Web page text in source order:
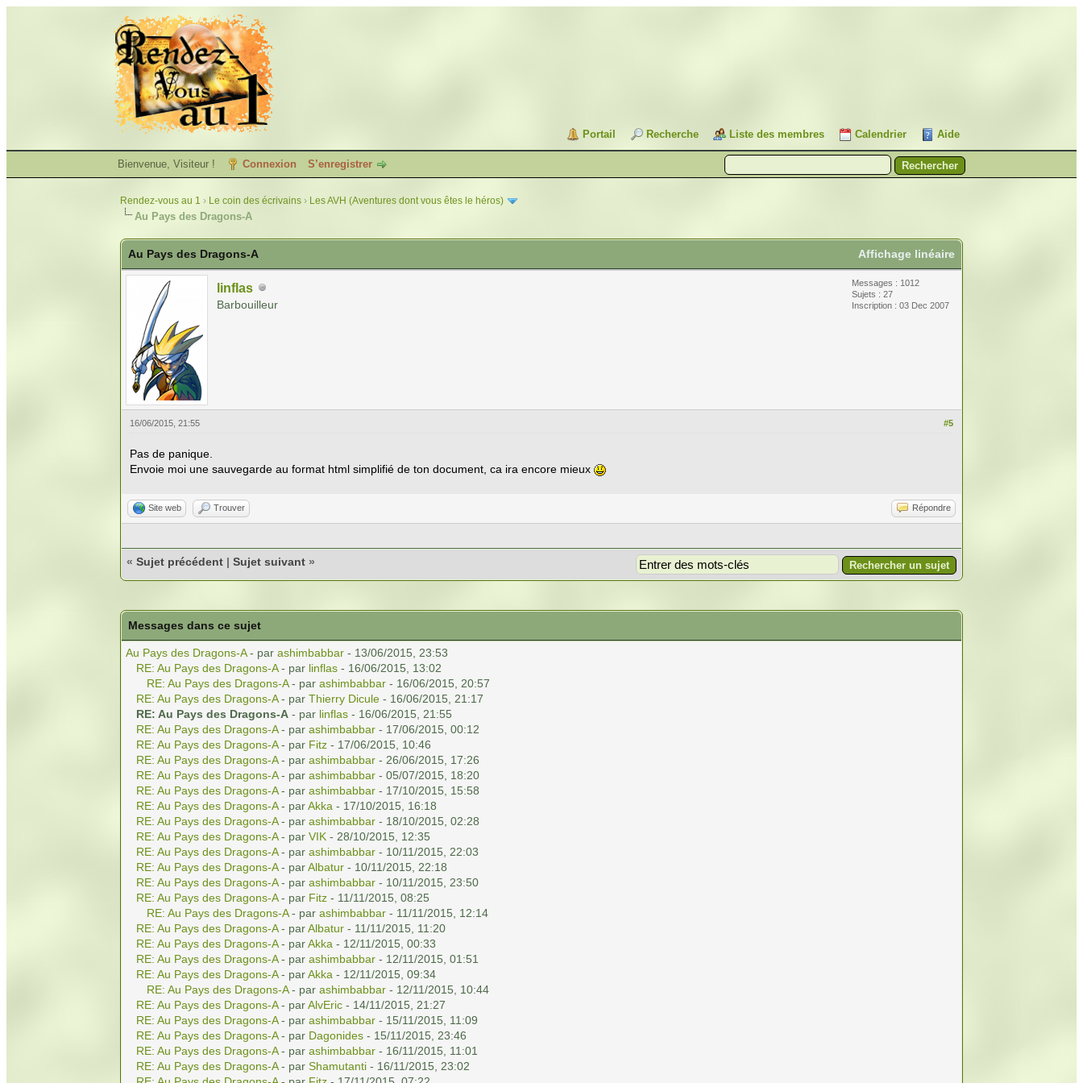
Portail Recherche Liste des membres Calendrier Aide
Bienvenue, Visiteur ! Connexion S’enregistrer
Rendez-vous au 1 › Le coin des écrivains› Les AVH (Aventures dont vous êtes le héros)
Au Pays des Dragons-A
Affichage linéaire
Au Pays des Dragons-A
linflas
Barbouilleur
Messages : 1012
Sujets : 27
Inscription : 03 Dec 2007
#5
16/06/2015, 21:55
Pas de panique.
Envoie moi une sauvegarde au format html simplifié de ton document, ca ira encore mieux
Site web Trouver Répondre
« Sujet précédent| Sujet suivant»
Messages dans ce sujet
Au Pays des Dragons-A - par ashimbabbar- 13/06/2015, 23:53
RE: Au Pays des Dragons-A - par linflas- 16/06/2015, 13:02
RE: Au Pays des Dragons-A - par ashimbabbar- 16/06/2015, 20:57
RE: Au Pays des Dragons-A - par Thierry Dicule- 16/06/2015, 21:17
RE: Au Pays des Dragons-A - par linflas- 16/06/2015, 21:55
RE: Au Pays des Dragons-A - par ashimbabbar- 17/06/2015, 00:12
RE: Au Pays des Dragons-A - par Fitz- 17/06/2015, 10:46
RE: Au Pays des Dragons-A - par ashimbabbar- 26/06/2015, 17:26
RE: Au Pays des Dragons-A - par ashimbabbar- 05/07/2015, 18:20
RE: Au Pays des Dragons-A - par ashimbabbar- 17/10/2015, 15:58
RE: Au Pays des Dragons-A - parAkka - 17/10/2015, 16:18
RE: Au Pays des Dragons-A - par ashimbabbar- 18/10/2015, 02:28
RE: Au Pays des Dragons-A - par VIK- 28/10/2015, 12:35
RE: Au Pays des Dragons-A - par ashimbabbar- 10/11/2015, 22:03
RE: Au Pays des Dragons-A - parAlbatur- 10/11/2015, 22:18
RE: Au Pays des Dragons-A - par ashimbabbar- 10/11/2015, 23:50
RE: Au Pays des Dragons-A - par Fitz- 11/11/2015, 08:25
RE: Au Pays des Dragons-A - par ashimbabbar- 11/11/2015, 12:14
RE: Au Pays des Dragons-A - parAlbatur- 11/11/2015, 11:20
RE: Au Pays des Dragons-A - parAkka - 12/11/2015, 00:33
RE: Au Pays des Dragons-A - par ashimbabbar- 12/11/2015, 01:51
RE: Au Pays des Dragons-A - parAkka - 12/11/2015, 09:34
RE: Au Pays des Dragons-A - par ashimbabbar- 12/11/2015, 10:44
RE: Au Pays des Dragons-A - parAlvEric- 14/11/2015, 21:27
RE: Au Pays des Dragons-A - par ashimbabbar- 15/11/2015, 11:09
RE: Au Pays des Dragons-A - par Dagonides- 15/11/2015, 23:46
RE: Au Pays des Dragons-A - par ashimbabbar- 16/11/2015, 11:01
RE: Au Pays des Dragons-A - par Shamutanti- 16/11/2015, 23:02